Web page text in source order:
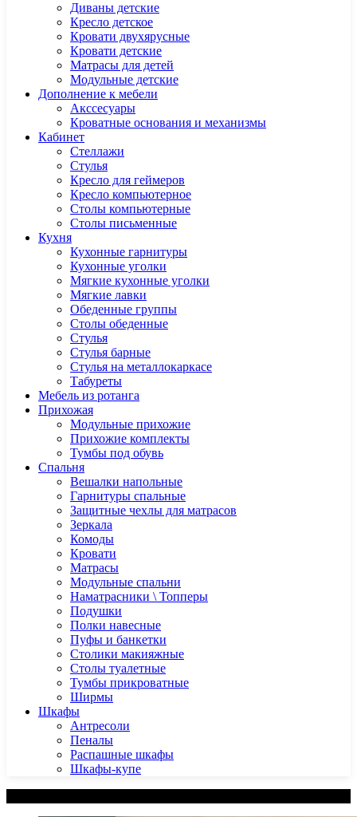
Диваны детские
Кресло детское
Кровати двухярусные
Кровати детские
Матрасы для детей
Модульные детские
Дополнение к мебели
Акссесуары
Кроватные основания и механизмы
Кабинет
Cтеллажи
Cтулья
Кресло для геймеров
Кресло компьютерное
Столы компьютерные
Столы письменные
Кухня
Кухонные гарнитуры
Кухонные уголки
Мягкие кухонные уголки
Мягкие лавки
Обеденные группы
Столы обеденные
Стулья
Стулья барные
Стулья на металлокаркасе
Табуреты
Мебель из ротанга
Прихожая
Модульные прихожие
Прихожие комплекты
Тумбы под обувь
Спальня
Вешалки напольные
Гарнитуры спальные
Защитные чехлы для матрасов
Зеркала
Комоды
Кровати
Матрасы
Модульные спальни
Наматрасники \ Топперы
Подушки
Полки навесные
Пуфы и банкетки
Столики макияжные
Столы туалетные
Тумбы прикроватные
Ширмы
Шкафы
Антресоли
Пеналы
Распашные шкафы
Шкафы-купе